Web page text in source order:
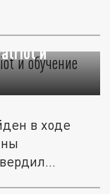
и
в ходе